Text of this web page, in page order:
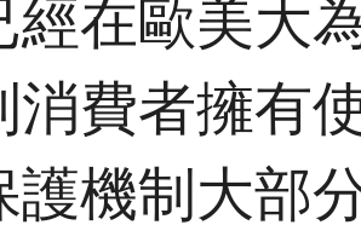
經在歐美大
消費者擁有
護機制大部